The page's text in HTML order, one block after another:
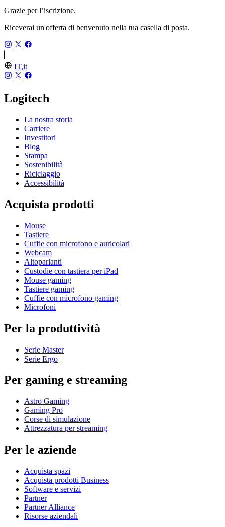
Grazie per l’iscrizione.
Riceverai un'offerta di benvenuto nella tua casella di posta.
IT,it
Logitech
La nostra storia
Carriere
Investitori
Blog
Stampa
Sostenibilità
Riciclaggio
Accessibilità
Acquista prodotti
Mouse
Tastiere
Cuffie con microfono e auricolari
Webcam
Altoparlanti
Custodie con tastiera per iPad
Mouse gaming
Tastiere gaming
Cuffie con microfono gaming
Microfoni
Per la produttività
Serie Master
Serie Ergo
Per gaming e streaming
Astro Gaming
Gaming Pro
Corse di simulazione
Attrezzatura per streaming
Per le aziende
Acquista spazi
Acquista prodotti Business
Software e servizi
Partner
Partner Alliance
Risorse aziendali